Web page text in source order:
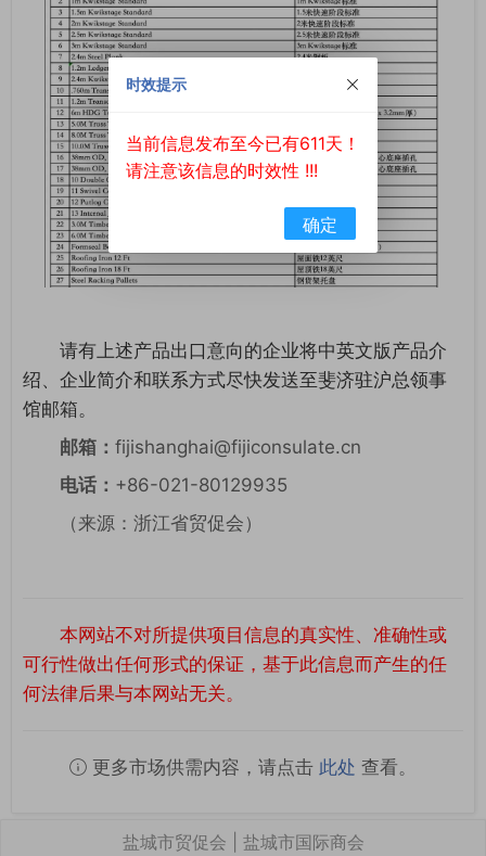
请有上述产品出口意向的企业将中英文版产品介
绍、企业简介和联系方式尽快发送至斐济驻沪总领事
馆邮箱。
邮箱： fijishanghai@fijiconsulate.cn
电话： +86-021-80129935
（来源：浙江省贸促会）
本网站不对所提供项目信息的真实性、准确性或
可行性做出任何形式的保证，基于此信息而产生的任
何法律后果与本网站无关。
更多市场供需内容，请点击 此处 查看。
盐城市贸促会 | 盐城市国际商会
时效提示
当前信息发布至今已有611天！
请注意该信息的时效性 !!!
确定